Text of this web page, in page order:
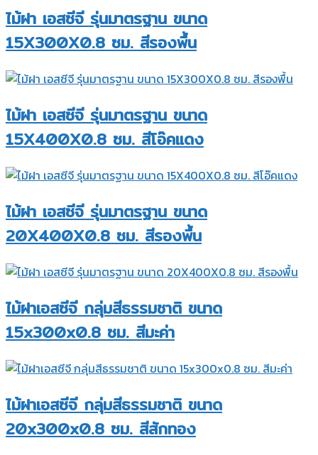
ไม้ฝา เอสซีจี รุ่นมาตรฐาน ขนาด
15X300X0.8 ซม. สีรองพื้น
ไม้ฝา เอสซีจี รุ่นมาตรฐาน ขนาด
15X400X0.8 ซม. สีโอ๊คแดง
ไม้ฝา เอสซีจี รุ่นมาตรฐาน ขนาด
20X400X0.8 ซม. สีรองพื้น
ไม้ฝาเอสซีจี กลุ่มสีธรรมชาติ ขนาด
15x300x0.8 ซม. สีมะค่า
ไม้ฝาเอสซีจี กลุ่มสีธรรมชาติ ขนาด
20x300x0.8 ซม. สีสักทอง